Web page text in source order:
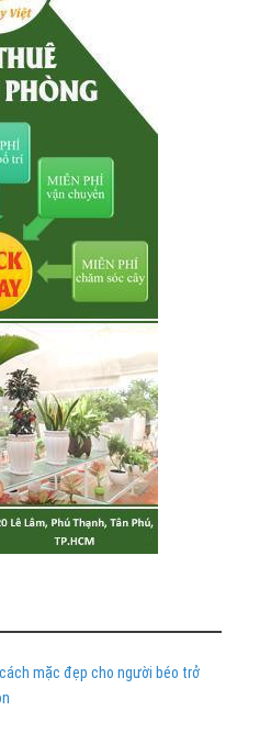
mặc đẹp cho người béo trở